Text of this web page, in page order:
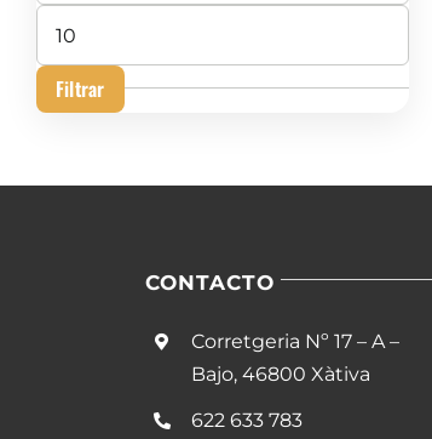
Precio
máximo
Filtrar
CONTACTO
Corretgeria Nº 17 – A –
Bajo, 46800 Xàtiva
622 633 783